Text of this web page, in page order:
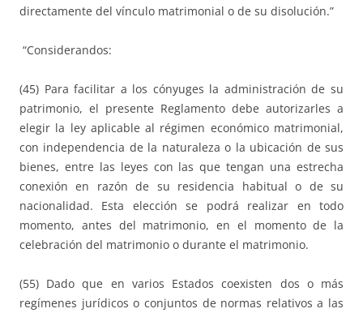
directamente del vínculo matrimonial o de su disolución.”
“Considerandos:
(45) Para facilitar a los cónyuges la administración de su
patrimonio, el presente Reglamento debe autorizarles a
elegir la ley aplicable al régimen económico matrimonial,
con independencia de la naturaleza o la ubicación de sus
bienes, entre las leyes con las que tengan una estrecha
conexión en razón de su residencia habitual o de su
nacionalidad. Esta elección se podrá realizar en todo
momento, antes del matrimonio, en el momento de la
celebración del matrimonio o durante el matrimonio.
(55) Dado que en varios Estados coexisten dos o más
regímenes jurídicos o conjuntos de normas relativos a las